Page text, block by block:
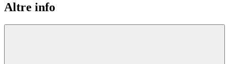
Altre info